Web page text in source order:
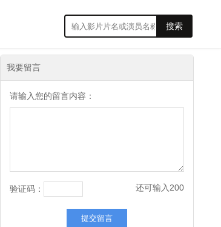
搜索
我要留言
请输入您的留言内容：
验证码： 还可输入 200